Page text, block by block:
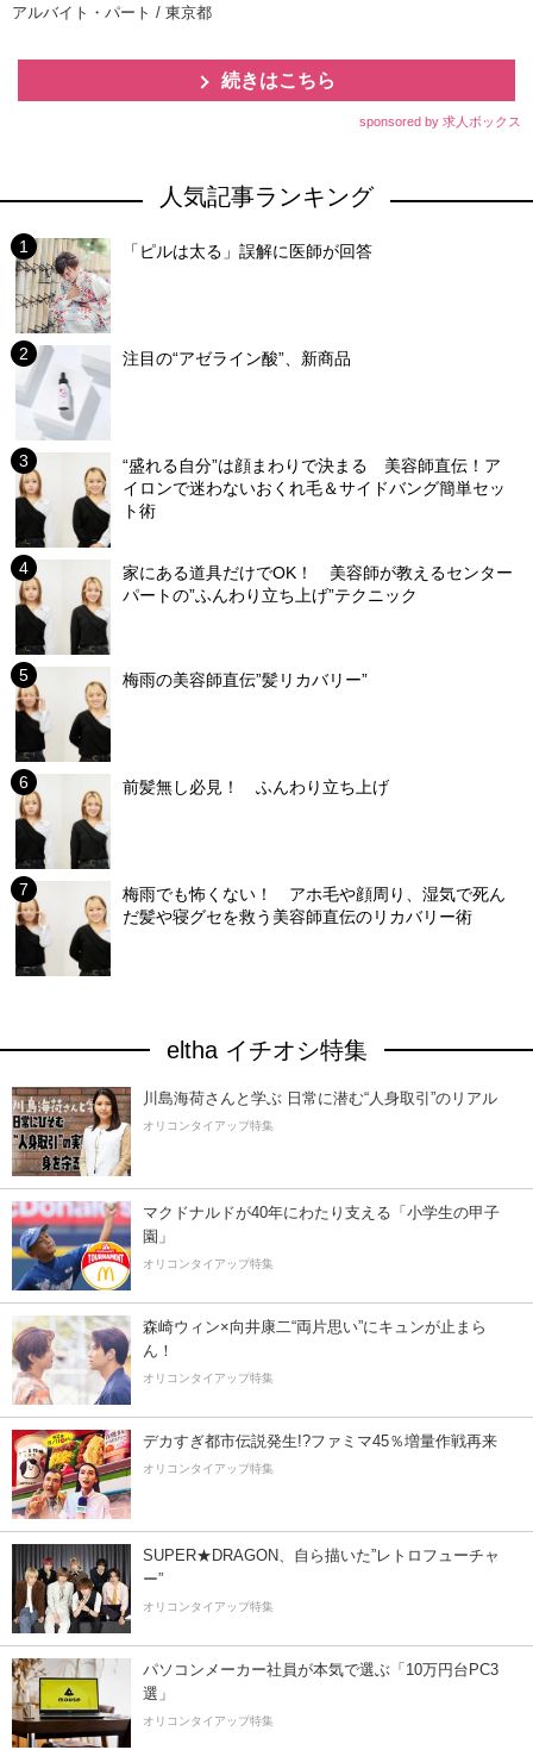
アルバイト・パート / 東京都
続きはこちら
sponsored by 求人ボックス
人気記事ランキング
「ピルは太る」誤解に医師が回答
注目の“アゼライン酸”、新商品
“盛れる自分”は顔まわりで決まる 美容師直伝！ア
イロンで迷わないおくれ毛＆サイドバング簡単セッ
ト術
家にある道具だけでOK！ 美容師が教えるセンター
パートの”ふんわり立ち上げ”テクニック
梅雨の美容師直伝”髪リカバリー”
前髪無し必見！ ふんわり立ち上げ
梅雨でも怖くない！ アホ毛や顔周り、湿気で死ん
だ髪や寝グセを救う美容師直伝のリカバリー術
eltha イチオシ特集
川島海荷さんと学ぶ 日常に潜む“人身取引”のリアル
オリコンタイアップ特集
マクドナルドが40年にわたり支える「小学生の甲子
園」
オリコンタイアップ特集
森崎ウィン×向井康二“両片思い”にキュンが止まら
ん！
オリコンタイアップ特集
デカすぎ都市伝説発生!?ファミマ45％増量作戦再来
オリコンタイアップ特集
SUPER★DRAGON、自ら描いた”レトロフューチャ
ー”
オリコンタイアップ特集
パソコンメーカー社員が本気で選ぶ「10万円台PC3
選」
オリコンタイアップ特集